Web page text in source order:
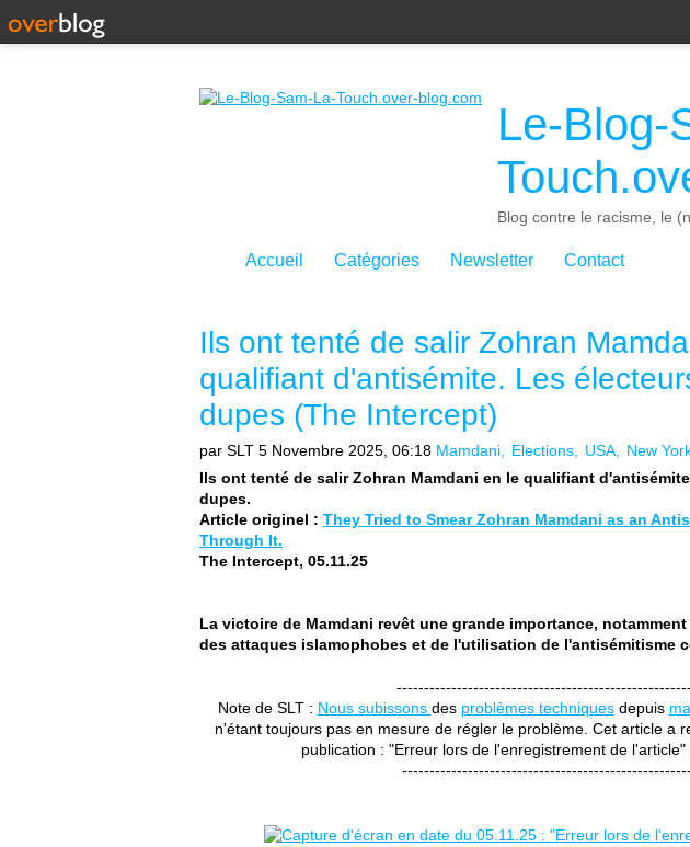
Le-Blog-
Blog contre le racisme, le
Accueil Catégories Newsletter Contact
Ils ont tenté de salir Zohran
qualifiant d'antisémite. Les
dupes (The Intercept)
par SLT 5 Novembre 2025, 06:18 Mamdani Elections USA New
Ils ont tenté de salir Zohran Mamdani en le qualifiant
dupes.
Article originel : They Tried to Smear Zohran Mamdani as an
Through It.
The Intercept, 05.11.25
La victoire de Mamdani revêt une grande importance,
des attaques islamophobes et de l'utilisation de l'antisémitisme
Note de SLT : Nous subissons des problèmes techniquesdepuis
n'étant toujours pas en mesure de régler le problème. Cet article a
publication : "Erreur lors de l'enregistrement de l'article"